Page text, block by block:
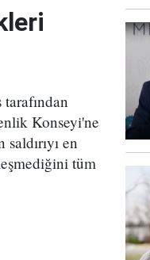
Konseyi'ne
en
tüm